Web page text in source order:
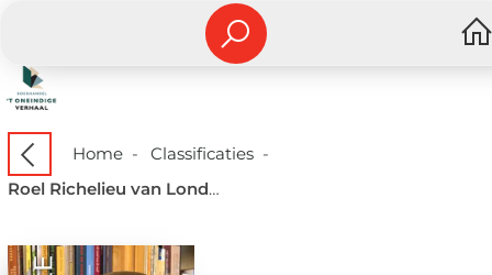
Home- Classificaties-
Roel Richelieu van Londersele handboek